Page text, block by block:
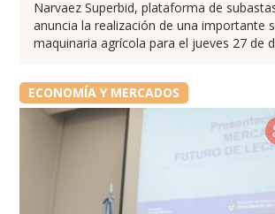
Narvaez Superbid, plataforma de
anuncia la realización de una importante
maquinaria agrícola para el jueves 27 de
ECONOMÍA Y MERCADOS